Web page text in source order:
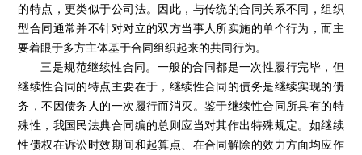
的特点，更类似于公司法。因此，与传统的合同关系不同，组织
型合同通常并不针对对立的双方当事人所实施的单个行为，而主
要着眼于多方主体基于合同组织起来的共同行为。
三是规范继续性合同。一般的合同都是一次性履行完毕，但
继续性合同的特点主要在于，继续性合同的债务是继续实现的债
务，不因债务人的一次履行而消灭。鉴于继续性合同所具有的特
殊性，我国民法典合同编的总则应当对其作出特殊规定。如继续
性债权在诉讼时效期间和起算点、在合同解除的效力方面均应作